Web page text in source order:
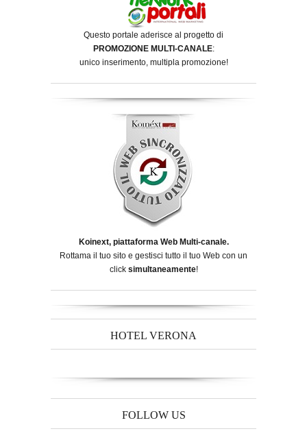
Questo portale aderisce al progetto di
PROMOZIONE MULTI-CANALE:
unico inserimento, multipla promozione!
Koinext, piattaforma Web Multi-canale.
Rottama il tuo sito e gestisci tutto il tuo Web con un
click simultaneamente!
HOTEL VERONA
FOLLOW US